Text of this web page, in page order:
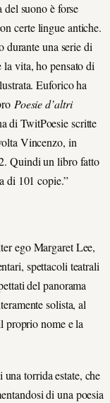
suono è forse
certe lingue antiche.
durante una serie di
vita, ho pensato di
Euforico ha
Poesie d’altri
di TwitPoesie scritte
Vincenzo, in
Quindi un libro fatto
di 101 copie.”
ego Margaret Lee,
spettacoli teatrali
del panorama
solista, al
proprio nome e la
torrida estate, che
di una poesia